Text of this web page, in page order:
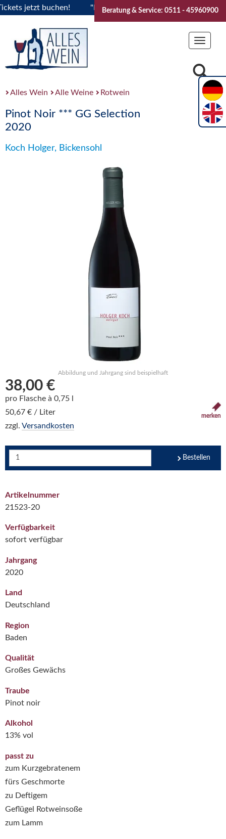
jetzt buchen! "Das Sommerfest 2026" Vive la
Beratung & Service: 0511 - 45960900
Toggle
Alles Wein Alle Weine Rotwein
Pinot Noir *** GG Selection
2020
Koch Holger, Bickensohl
Abbildung und Jahrgang sind beispielhaft
38,00 €
pro Flasche à 0,75 l
50,67 € / Liter
zzgl. Versandkosten
merken
Bestellen
Artikelnummer
21523-20
Verfügbarkeit
sofort verfügbar
Jahrgang
2020
Land
Deutschland
Region
Baden
Qualität
Großes Gewächs
Traube
Pinot noir
Alkohol
13% vol
passt zu
zum Kurzgebratenem
fürs Geschmorte
zu Deftigem
Geflügel Rotweinsoße
zum Lamm